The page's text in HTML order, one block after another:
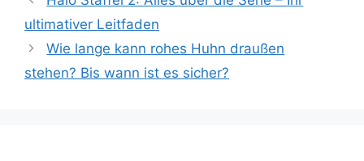
ultimativer Leitfaden
Wie lange kann rohes Huhn draußen
stehen? Bis wann ist es sicher?